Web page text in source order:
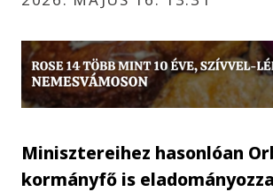
Minisztereihez hasonlóan
kormányfő is